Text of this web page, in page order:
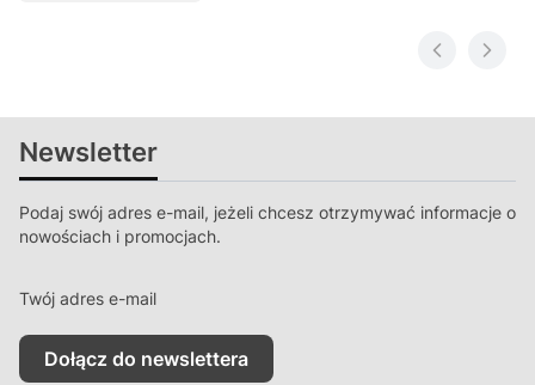
Newsletter
Podaj swój adres e-mail, jeżeli chcesz otrzymywać informacje o
nowościach i promocjach.
Twój adres e-mail
Dołącz do newslettera